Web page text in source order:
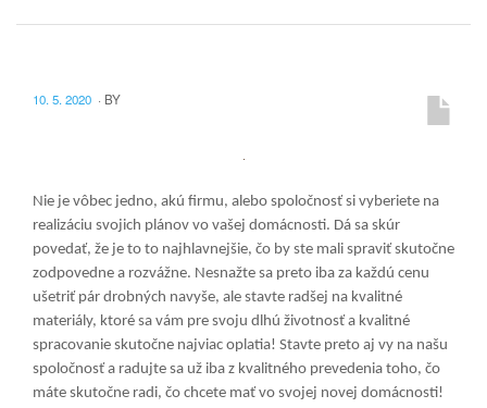
10. 5. 2020 · BY
Nie je vôbec jedno, akú firmu, alebo spoločnosť si vyberiete na
realizáciu svojich plánov vo vašej domácnosti. Dá sa skúr
povedať, že je to to najhlavnejšie, čo by ste mali spraviť skutočne
zodpovedne a rozvážne. Nesnažte sa preto iba za každú cenu
ušetriť pár drobných navyše, ale stavte radšej na kvalitné
materiály, ktoré sa vám pre svoju dlhú životnosť a kvalitné
spracovanie skutočne najviac oplatia! Stavte preto aj vy na našu
spoločnosť a radujte sa už iba z kvalitného prevedenia toho, čo
máte skutočne radi, čo chcete mať vo svojej novej domácnosti!